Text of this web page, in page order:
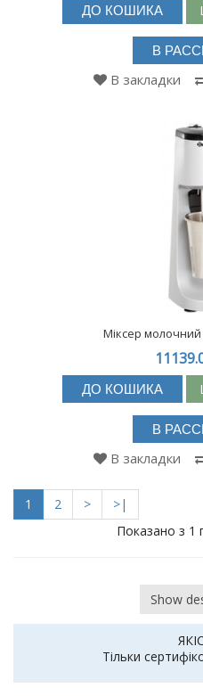
ДО КОШИКА
В
В закладки
Міксер
ДО КОШИКА
В
В закладки
1 2 >
>|
Показано з 1
Show
Тільки